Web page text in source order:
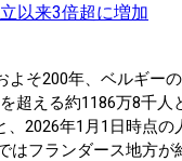
以来3倍超に増加
よそ200年、ベルギー
超える約1186万8千人
、2026年1月1日時点
はフランダース地方が